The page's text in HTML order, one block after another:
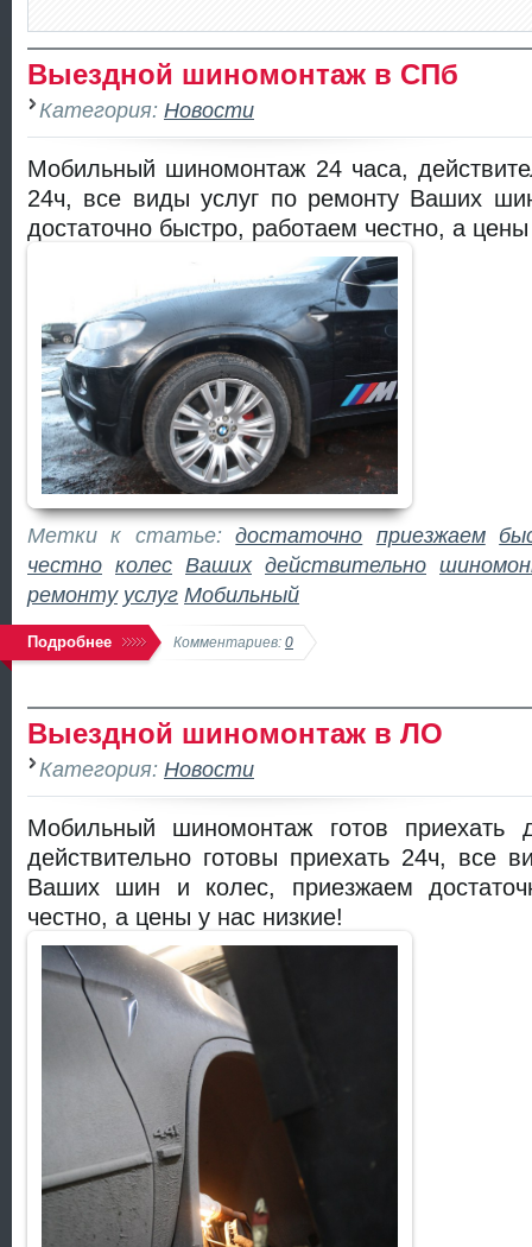
Выездной шиномонтаж в СПб
Категория: Новости
Мобильный шиномонтаж 24 часа,
24ч, все виды услуг по ремонту Ваших
достаточно быстро, работаем честно, а
Метки к статье:достаточно приезжаем
честно колес Ваших действительно
ремонту услуг Мобильный
Подробнее Комментариев: 0
Выездной шиномонтаж в ЛО
Категория: Новости
Мобильный шиномонтаж готов
действительно готовы приехать 24ч, все
Ваших шин и колес, приезжаем
честно, а цены у нас низкие!